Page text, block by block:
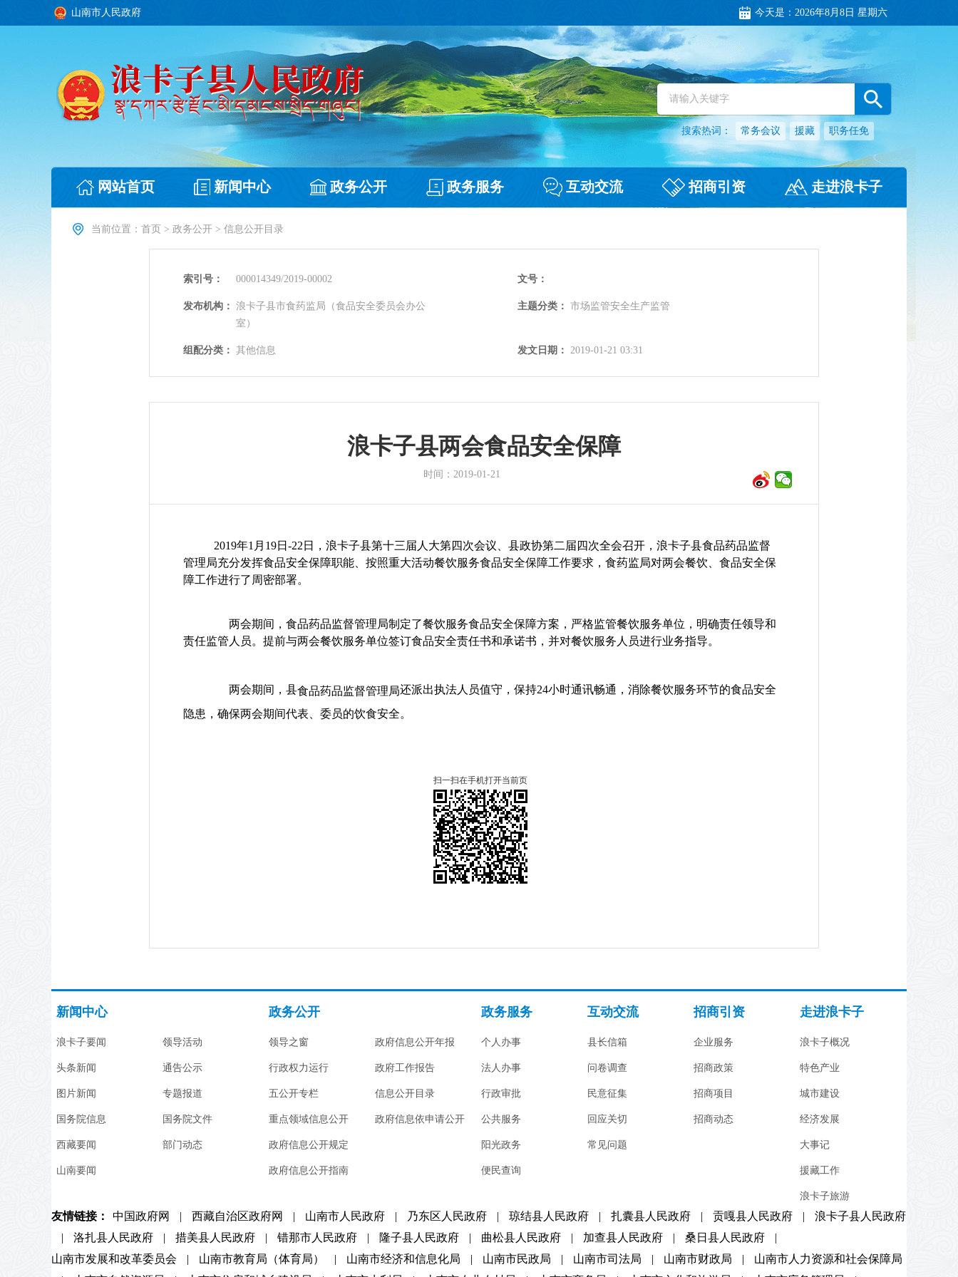
山南市人民政府 今天是： 2026年8月8日 星期六
搜索热词： 常务会议 援藏 职务任免
网站首页 新闻中心 政务公开 政务服务 互动交流 招商引资 走进浪卡子
当前位置： 首页 > 政务公开 > 信息公开目录
索引号： 000014349/2019-00002 文号：
发布机构： 浪卡子县市食药监局（食品安全委员会办公
室）
主题分类： 市场监管安全生产监管
组配分类： 其他信息 发文日期： 2019-01-21 03:31
浪卡子县两会食品安全保障
时间： 2019-01-21
2019年1月19日-22日，浪卡子县第十三届人大第四次会议、县政协第二届四次全会召开，浪卡子县食品药品监督
管理局充分发挥食品安全保障职能、按照重大活动餐饮服务食品安全保障工作要求，食药监局对两会餐饮、食品安全保
障工作进行了周密部署。
两会期间，食品药品监督管理局制定了餐饮服务食品安全保障方案，严格监管餐饮服务单位，明确责任领导和
责任监管人员。提前与两会餐饮服务单位签订食品安全责任书和承诺书，并对餐饮服务人员进行业务指导。
两会期间，县食品药品监督管理局还派出执法人员值守，保持24小时通讯畅通，消除餐饮服务环节的食品安全
隐患，确保两会期间代表、委员的饮食安全。
扫一扫在手机打开当前页
新闻中心
浪卡子要闻
头条新闻
图片新闻
国务院信息
西藏要闻
山南要闻
领导活动
通告公示
专题报道
国务院文件
部门动态
政务公开
领导之窗
行政权力运行
五公开专栏
重点领域信息公开
政府信息公开规定
政府信息公开指南
政府信息公开年报
政府工作报告
信息公开目录
政府信息依申请公开
政务服务
个人办事
法人办事
行政审批
公共服务
阳光政务
便民查询
互动交流
县长信箱
问卷调查
民意征集
回应关切
常见问题
招商引资
企业服务
招商政策
招商项目
招商动态
走进浪卡子
浪卡子概况
特色产业
城市建设
经济发展
大事记
援藏工作
浪卡子旅游
友情链接： 中国政府网 | 西藏自治区政府网 | 山南市人民政府 | 乃东区人民政府 | 琼结县人民政府 | 扎囊县人民政府 | 贡嘎县人民政府 |
浪卡子县人民政府
|
洛扎县人民政府 | 措美县人民政府 | 错那市人民政府 | 隆子县人民政府 | 曲松县人民政府 | 加查县人民政府 | 桑日县人民政府
|
山南市发展和改革委员会
| 山南市教育局（体育局） | 山南市经济和信息化局 | 山南市民政局 | 山南市司法局 | 山南市财政局 |
山南市人力资源和社会保障局